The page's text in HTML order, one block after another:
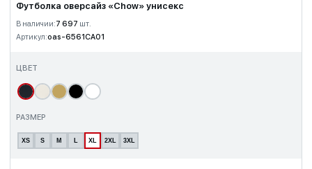
Футболка оверсайз «Chow» унисекс
В наличии:7 697 шт.
Артикул:oas-6561CA01
ЦВЕТ
РАЗМЕР
XS S M L XL 2XL 3XL